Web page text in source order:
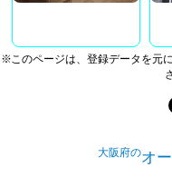
※このページは、登録データを元
大阪府のオ